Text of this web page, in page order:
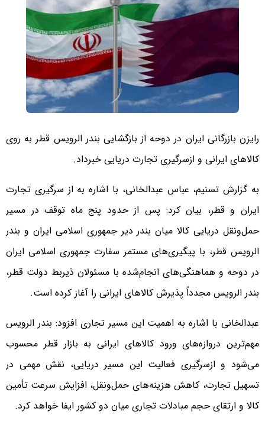
رایزن بازرگانی ایران در دوحه از بازگشایی بندر الرویس قطر به روی
کالاهای ایرانی و ازسرگیری تجارت دریایی خبرداد.
به گزارش تسنیم، عباس عبدالخانی، با اشاره به از سرگیری تجارت
ایران و قطر، بیان کرد: پس از حدود پنج ماه توقف در مسیر
حمل‌ونقل دریایی کالا میان بندر دیر جمهوری اسلامی ایران و بندر
الرویس قطر، با پیگیری‌های مستمر سفارت جمهوری اسلامی ایران
در دوحه و هماهنگی‌های انجام‌شده با مسئولان ذیربط دولت قطر،
بندر الرویس مجدداً پذیرش کالاهای ایرانی را آغاز کرده است.
عبدالخانی با اشاره به اهمیت این مسیر تجاری افزود: بندر الرویس
مهم‌ترین دروازه‌های ورود کالاهای ایرانی به بازار قطر محسوب
می‌شود و ازسرگیری فعالیت این مسیر دریایی، نقش مهمی در
تسهیل تجارت، کاهش هزینه‌های حمل‌ونقل، افزایش سرعت تأمین
کالا و ارتقای حجم مبادلات تجاری میان دو کشور ایفا خواهد کرد.